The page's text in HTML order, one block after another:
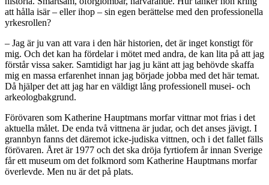
att hålla isär – eller ihop – sin egen berättelse med den professionella
yrkesrollen?
– Jag är ju van att vara i den här historien, det är inget konstigt för
mig. Och det kan ha fördelar i mötet med andra, de kan lita på att jag
förstår vissa saker. Samtidigt har jag ju känt att jag behövde skaffa
mig en massa erfarenhet innan jag började jobba med det här temat.
Då hjälper det att jag har en väldigt lång professionell musei- och
arkeologbakgrund.
Förövaren som Katherine Hauptmans morfar vittnar mot frias i det
aktuella målet. De enda två vittnena är judar, och det anses jävigt. I
grannbyn fanns det däremot icke-judiska vittnen, och i det fallet fälls
förövaren. Året är 1977 och det ska dröja fyrtiofem år innan Sverige
får ett museum om det folkmord som Katherine Hauptmans morfar
överlevde. Men nu är det på plats.